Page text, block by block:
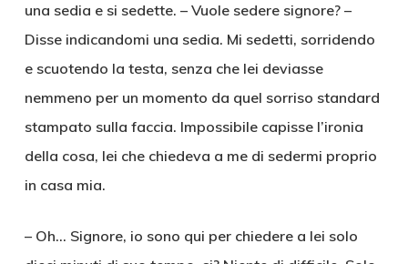
una sedia e si sedette. – Vuole sedere signore? –
Disse indicandomi una sedia. Mi sedetti, sorridendo
e scuotendo la testa, senza che lei deviasse
nemmeno per un momento da quel sorriso standard
stampato sulla faccia. Impossibile capisse l’ironia
della cosa, lei che chiedeva a me di sedermi proprio
in casa mia.
– Oh… Signore, io sono qui per chiedere a lei solo